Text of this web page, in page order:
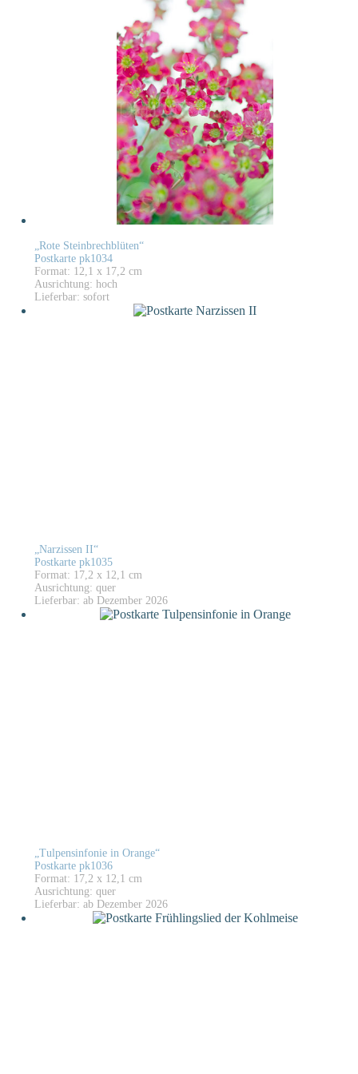
„Rote Steinbrechblüten“
Postkarte pk1034
Format: 12,1 x 17,2 cm
Ausrichtung: hoch
Lieferbar: sofort
„Narzissen II“
Postkarte pk1035
Format: 17,2 x 12,1 cm
Ausrichtung: quer
Lieferbar: ab Dezember 2026
„Tulpensinfonie in Orange“
Postkarte pk1036
Format: 17,2 x 12,1 cm
Ausrichtung: quer
Lieferbar: ab Dezember 2026